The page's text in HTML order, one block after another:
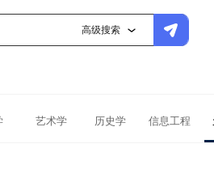
高级搜索
艺术学 历史学 信息工程